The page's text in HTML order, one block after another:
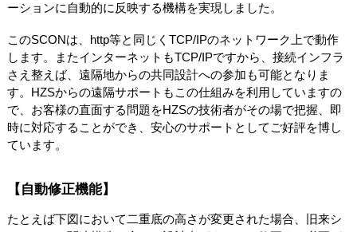
ーションに自動的に反映する機構を実現しました。
このSCONは、http等と同じくTCP/IPのネットワーク上で動作
します。またインターネットもTCP/IPですから、接続インフラ
さえ整えば、遠隔地からの共同設計への参加も可能となりま
す。HZSからの遠隔サポートもこの仕組みを利用していますの
で、お客様の直面する問題をHZSの技術者がその場で把握、即
時に対応することができ、安心のサポートとしてご好評を博し
ています。
【自動修正機能】
たとえば下図において二重底の高さが変更された場合、旧来シ